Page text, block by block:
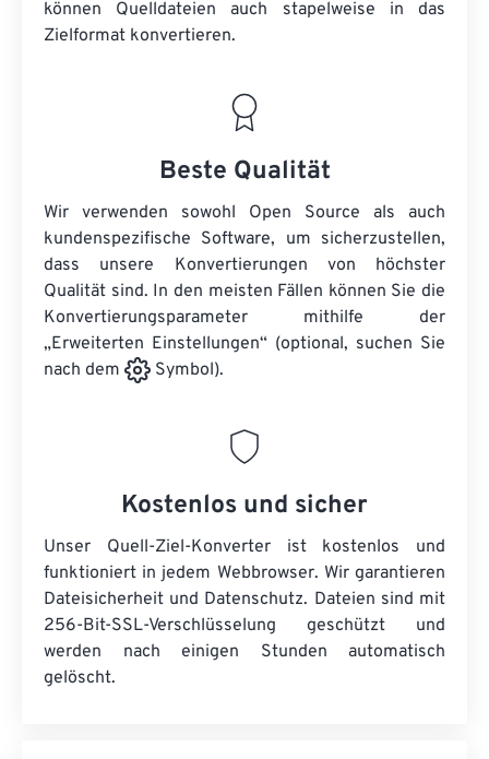
können Quelldateien auch stapelweise in das
Zielformat konvertieren.
Beste Qualität
Wir verwenden sowohl Open Source als auch
kundenspezifische Software, um sicherzustellen,
dass unsere Konvertierungen von höchster
Qualität sind. In den meisten Fällen können Sie die
Konvertierungsparameter mithilfe der
„Erweiterten Einstellungen“ (optional, suchen Sie
nach dem
Symbol).
Kostenlos und sicher
Unser Quell-Ziel-Konverter ist kostenlos und
funktioniert in jedem Webbrowser. Wir garantieren
Dateisicherheit und Datenschutz. Dateien sind mit
256-Bit-SSL-Verschlüsselung geschützt und
werden nach einigen Stunden automatisch
gelöscht.